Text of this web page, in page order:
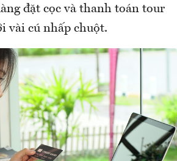
đặt cọc và thanh toán tour
vài cú nhấp chuột.